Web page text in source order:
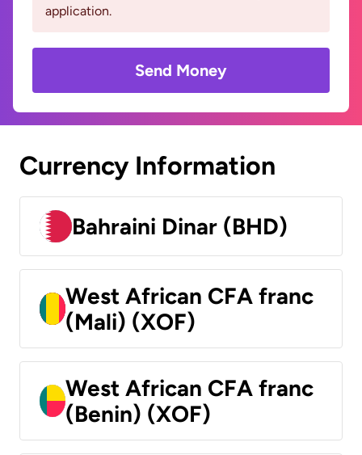
application.
Send Money
Currency Information
Bahraini Dinar (BHD)
West African CFA franc
(Mali) (XOF)
West African CFA franc
(Benin) (XOF)